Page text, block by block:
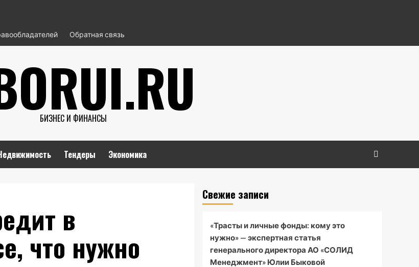
Обратная связь
БИЗНЕС И ФИНАНСЫ
Тендеры Экономика
в
что нужно
Свежие записи
«Трасты и личные фонды: кому это
нужно» — экспертная статья
генерального директора АО «СОЛИД
Менеджмент» Юлии Быковой